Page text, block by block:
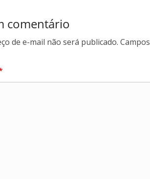
comentário
de e-mail não será publicado.